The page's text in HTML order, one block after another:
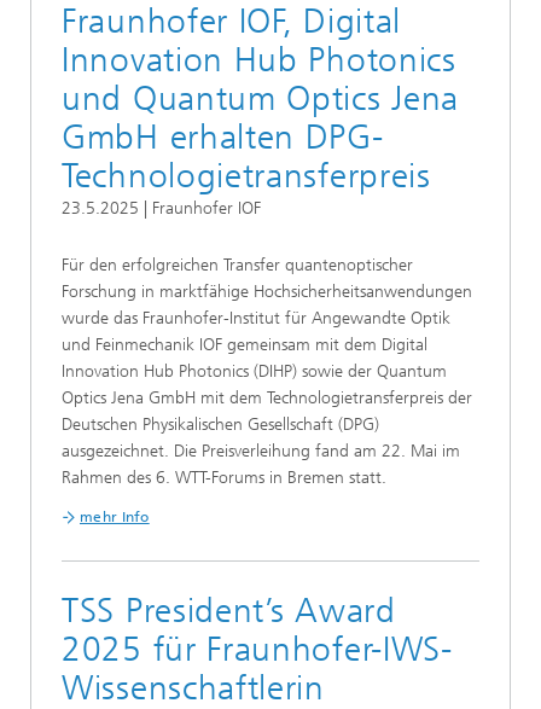
Fraunhofer IOF, Digital
Innovation Hub Photonics
und Quantum Optics Jena
GmbH erhalten DPG-
Technologietransferpreis
23.5.2025 | Fraunhofer IOF
Für den erfolgreichen Transfer quantenoptischer
Forschung in marktfähige Hochsicherheitsanwendungen
wurde das Fraunhofer-Institut für Angewandte Optik
und Feinmechanik IOF gemeinsam mit dem Digital
Innovation Hub Photonics (DIHP) sowie der Quantum
Optics Jena GmbH mit dem Technologietransferpreis der
Deutschen Physikalischen Gesellschaft (DPG)
ausgezeichnet. Die Preisverleihung fand am 22. Mai im
Rahmen des 6. WTT-Forums in Bremen statt.
mehr Info
TSS President’s Award
2025 für Fraunhofer-IWS-
Wissenschaftlerin